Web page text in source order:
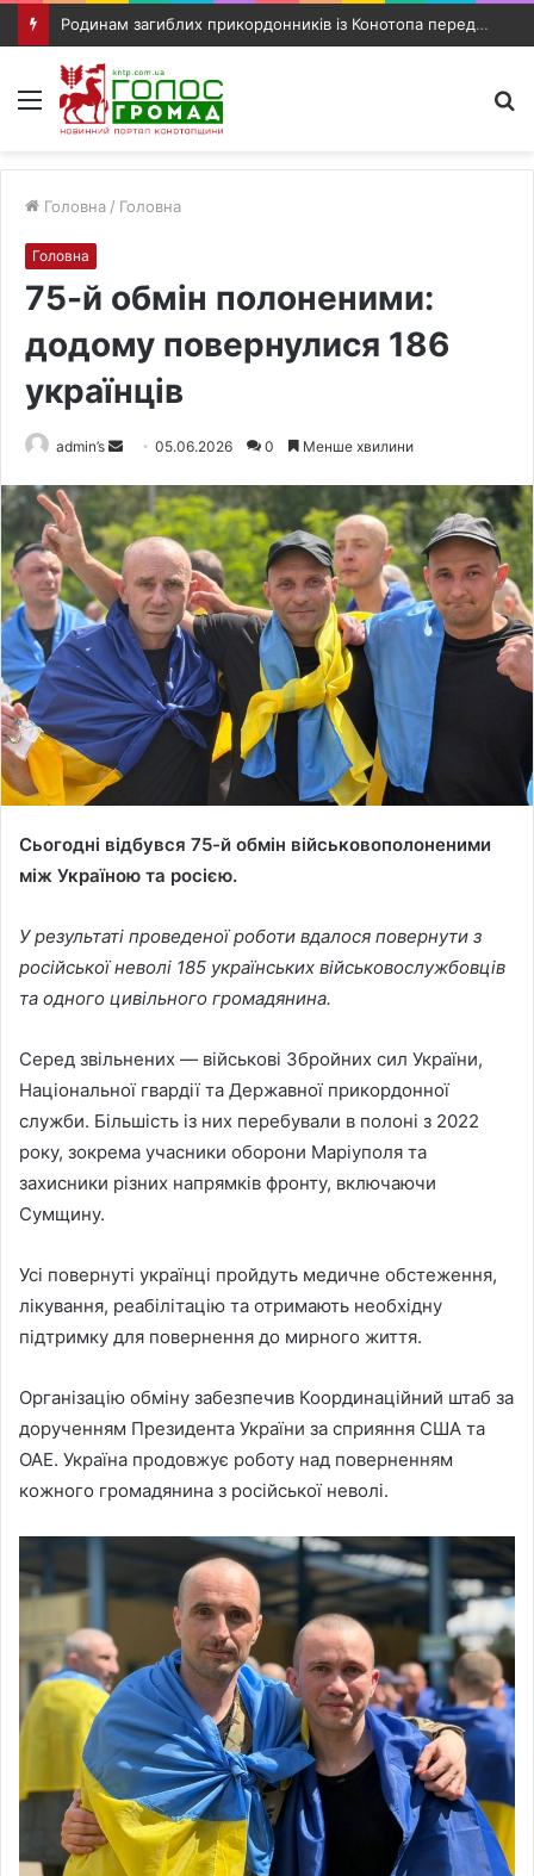
Родинам загиблих прикордонників із Конотопа передали посмертні нагороди
Меню
Головна / Головна
Головна
75-й обмін полоненими:
додому повернулися 186
українців
admin’s
d
a
n
e
m
a
i
l
05.06.2026 0 Менше хвилини
Сьогодні відбувся 75-й обмін військовополоненими
між Україною та росією.
У результаті проведеної роботи вдалося повернути з
російської неволі 185 українських військовослужбовців
та одного цивільного громадянина.
Серед звільнених — військові Збройних сил України,
Національної гвардії та Державної прикордонної
служби. Більшість із них перебували в полоні з 2022
року, зокрема учасники оборони Маріуполя та
захисники різних напрямків фронту, включаючи
Сумщину.
Усі повернуті українці пройдуть медичне обстеження,
лікування, реабілітацію та отримають необхідну
підтримку для повернення до мирного життя.
Організацію обміну забезпечив Координаційний штаб за
дорученням Президента України за сприяння США та
ОАЕ. Україна продовжує роботу над поверненням
кожного громадянина з російської неволі.